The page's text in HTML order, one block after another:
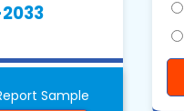
Sample